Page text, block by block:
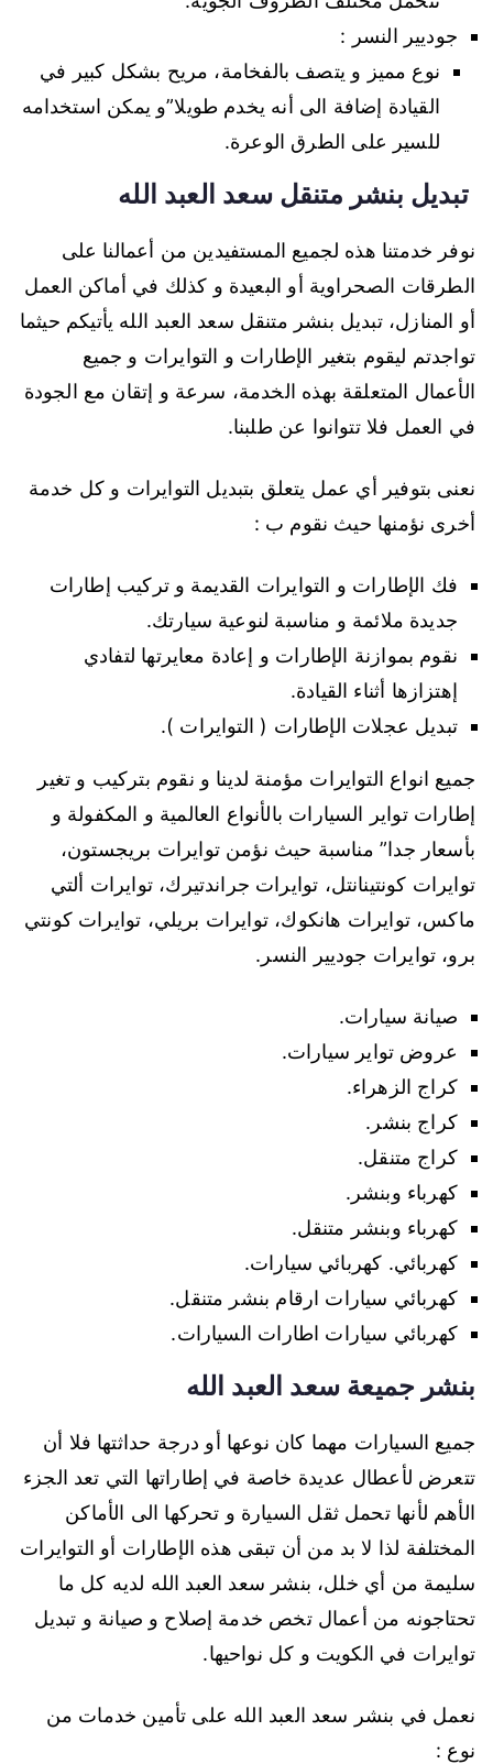
جوديير النسر :
نوع مميز و يتصف بالفخامة، مريح بشكل كبير في
القيادة إضافة الى أنه يخدم طويلا”و يمكن استخدامه
للسير على الطرق الوعرة.
تبديل بنشر متنقل سعد العبد الله
نوفر خدمتنا هذه لجميع المستفيدين من أعمالنا على
الطرقات الصحراوية أو البعيدة و كذلك في أماكن العمل
أو المنازل، تبديل بنشر متنقل سعد العبد الله يأتيكم حيثما
تواجدتم ليقوم بتغير الإطارات و التوايرات و جميع
الأعمال المتعلقة بهذه الخدمة، سرعة و إتقان مع الجودة
في العمل فلا تتوانوا عن طلبنا.
نعنى بتوفير أي عمل يتعلق بتبديل التوايرات و كل خدمة
أخرى نؤمنها حيث نقوم ب :
فك الإطارات و التوايرات القديمة و تركيب إطارات
جديدة ملائمة و مناسبة لنوعية سيارتك.
نقوم بموازنة الإطارات و إعادة معايرتها لتفادي
إهتزازها أثناء القيادة.
تبديل عجلات الإطارات ( التوايرات ).
جميع انواع التوايرات مؤمنة لدينا و نقوم بتركيب و تغير
إطارات تواير السيارات بالأنواع العالمية و المكفولة و
بأسعار جدا” مناسبة حيث نؤمن توايرات بريجستون،
توايرات كونتينانتل، توايرات جراندتيرك، توايرات ألتي
ماكس، توايرات هانكوك، توايرات بريلي، توايرات كونتي
برو، توايرات جوديير النسر.
صيانة سيارات.
عروض تواير سيارات.
كراج الزهراء.
كراج بنشر.
كراج متنقل.
كهرباء وبنشر.
كهرباء وبنشر متنقل.
كهربائي. كهربائي سيارات.
كهربائي سيارات ارقام بنشر متنقل.
كهربائي سيارات اطارات السيارات.
بنشر جميعة سعد العبد الله
جميع السيارات مهما كان نوعها أو درجة حداثتها فلا أن
تتعرض لأعطال عديدة خاصة في إطاراتها التي تعد الجزء
الأهم لأنها تحمل ثقل السيارة و تحركها الى الأماكن
المختلفة لذا لا بد من أن تبقى هذه الإطارات أو التوايرات
سليمة من أي خلل، بنشر سعد العبد الله لديه كل ما
تحتاجونه من أعمال تخص خدمة إصلاح و صيانة و تبديل
توايرات في الكويت و كل نواحيها.
نعمل في بنشر سعد العبد الله على تأمين خدمات من
نوع :